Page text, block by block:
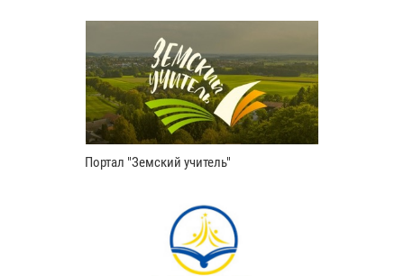
Портал "Земский учитель"